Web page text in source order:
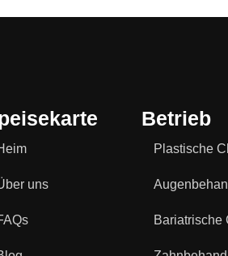
uns
Betrieb
Plastische
Bariatrische